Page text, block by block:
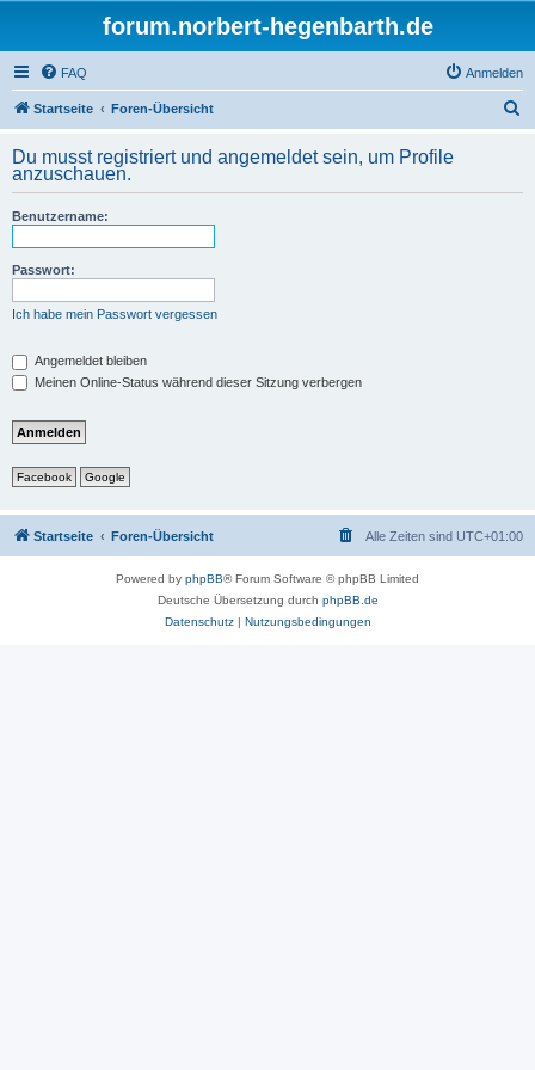
forum.norbert-hegenbarth.de
FAQ Anmelden
Startseite Foren-Übersicht
h
Du musst registriert und angemeldet sein, um Profile
anzuschauen.
Benutzername:
Passwort:
Ich habe mein Passwort vergessen
Angemeldet bleiben
Meinen Online-Status während dieser Sitzung verbergen
Facebook Google
Startseite Foren-Übersicht Alle Zeiten sind UTC+01:00
Powered by phpBB® Forum Software © phpBB Limited
Deutsche Übersetzung durch phpBB.de
Datenschutz| Nutzungsbedingungen